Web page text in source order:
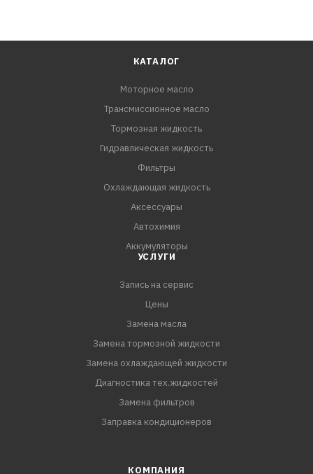
КАТАЛОГ
Моторное масло
Трансмиссионное масло
Тормозная жидкость
Гидравлическая жидкость
Фильтры
Охлаждающая жидкость
Аксессуары
Автохимия
Аккумуляторы
УСЛУГИ
Запись на сервис
Цены
Замена масла
Замена тормозной жидкости
Замена охлаждающей жидкости
Диагностика тех.жидкостей
Замена фильтров
Заправка кондиционеров
КОМПАНИЯ